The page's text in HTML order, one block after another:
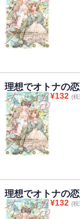
理想でオトナの
¥132 (税
理想でオトナの
¥132 (税